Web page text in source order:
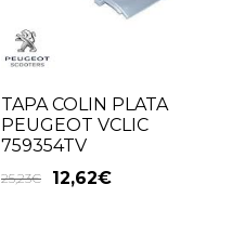
TAPA COLIN PLATA
PEUGEOT VCLIC
759354TV
25,23€ 12,62€